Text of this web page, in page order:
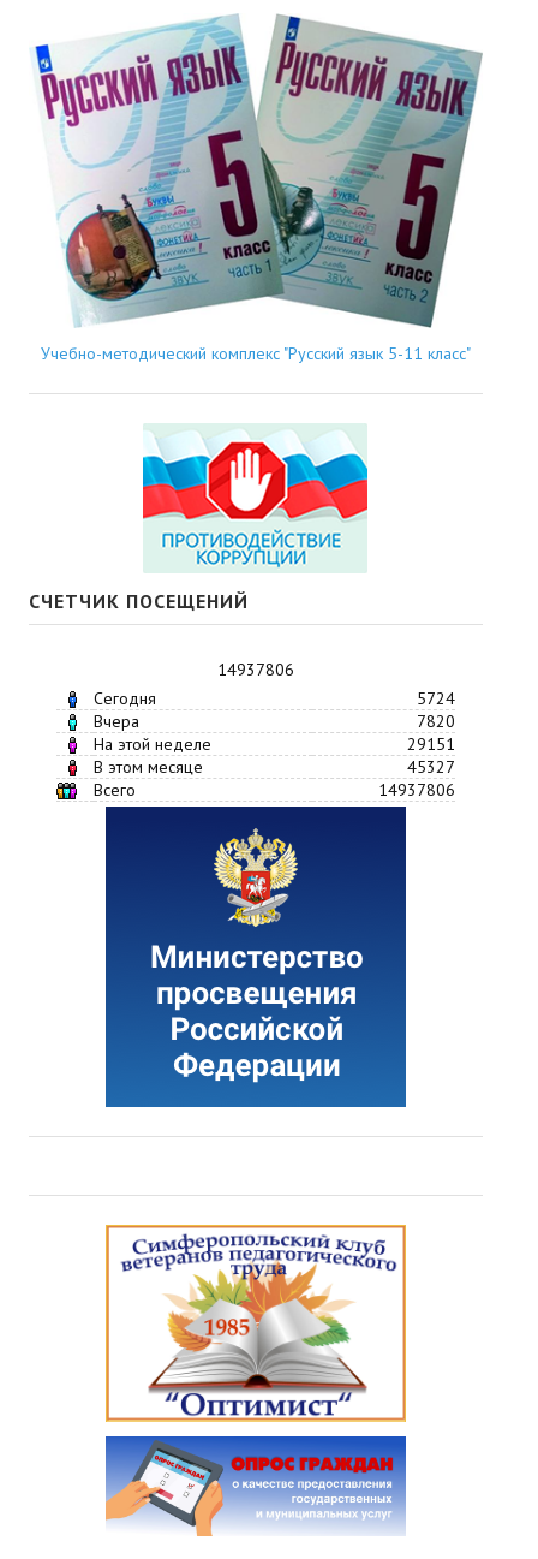
Учебно-методический комплекс "Русский язык 5-11 класс"
СЧЕТЧИК ПОСЕЩЕНИЙ
14937806
Сегодня
5724
Вчера
7820
На этой неделе
29151
В этом месяце
45327
Всего
14937806